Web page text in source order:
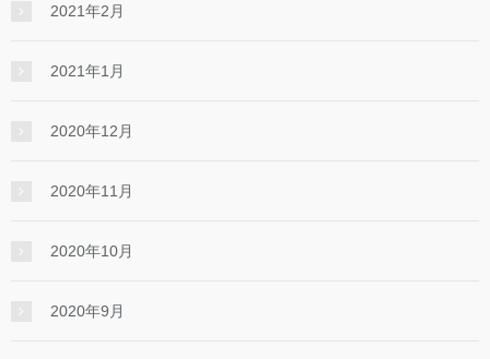
2021年2月
2021年1月
2020年12月
2020年11月
2020年10月
2020年9月